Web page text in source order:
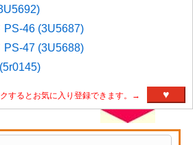
PS-46 (3U5687)
PS-47 (3U5688)
するとお気に入り登録できます。→ ♥